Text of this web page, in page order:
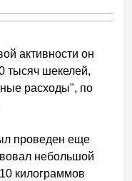
активности он
тысяч шекелей,
расходы", по
проведен еще
небольшой
килограммов